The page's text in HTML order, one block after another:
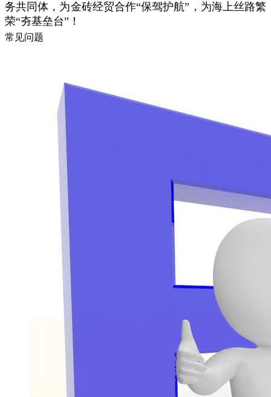
务共同体，为金砖经贸合作“保驾护航”，为海上丝路繁
荣“夯基垒台”！
常见问题